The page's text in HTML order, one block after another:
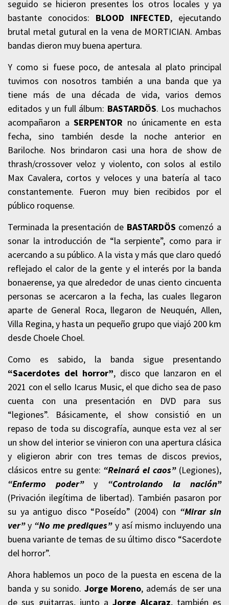
seguido se hicieron presentes los otros locales y ya
bastante conocidos: BLOOD INFECTED, ejecutando
brutal metal gutural en la vena de MORTICIAN. Ambas
bandas dieron muy buena apertura.
Y como si fuese poco, de antesala al plato principal
tuvimos con nosotros también a una banda que ya
tiene más de una década de vida, varios demos
editados y un full álbum: BASTARDÖS. Los muchachos
acompañaron aSERPENTOR no únicamente en esta
fecha, sino también desde la noche anterior en
Bariloche. Nos brindaron casi una hora de show de
thrash/crossover veloz y violento, con solos al estilo
Max Cavalera, cortos y veloces y una batería al taco
constantemente. Fueron muy bien recibidos por el
público roquense.
Terminada la presentación de BASTARDÖS comenzó a
sonar la introducción de “la serpiente”, como para ir
acercando a su público. A la vista y más que claro quedó
reflejado el calor de la gente y el interés por la banda
bonaerense, ya que alrededor de unas ciento cincuenta
personas se acercaron a la fecha, las cuales llegaron
aparte de General Roca, llegaron de Neuquén, Allen,
Villa Regina, y hasta un pequeño grupo que viajó 200 km
desde Choele Choel.
Como es sabido, la banda sigue presentando
“Sacerdotes del horror”, disco que lanzaron en el
2021 con el sello Icarus Music, el que dicho sea de paso
cuenta con una presentación en DVD para sus
“legiones”. Básicamente, el show consistió en un
repaso de toda su discografía, aunque esta vez al ser
un show del interior se vinieron con una apertura clásica
y eligieron abrir con tres temas de discos previos,
clásicos entre su gente: “Reinará el caos”(Legiones),
“Enfermo poder”
y “Controlando la nación”
(Privación ilegítima de libertad). También pasaron por
su ya antiguo disco “Poseído” (2004) con “Mirar sin
ver” y “No me prediques” y así mismo incluyendo una
buena variante de temas de su último disco “Sacerdote
del horror”.
Ahora hablemos un poco de la puesta en escena de la
banda y su sonido. Jorge Moreno, además de ser una
de sus guitarras, junto aJorge Alcaraz, también es